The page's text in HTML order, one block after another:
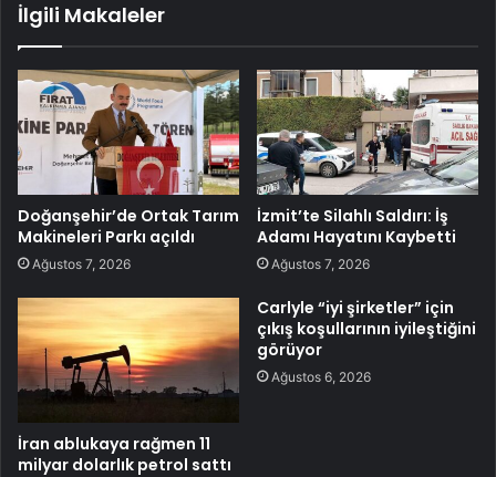
İlgili Makaleler
Doğanşehir’de Ortak Tarım
Makineleri Parkı açıldı
Ağustos 7, 2026
İzmit’te Silahlı Saldırı: İş
Adamı Hayatını Kaybetti
Ağustos 7, 2026
İran ablukaya rağmen 11
milyar dolarlık petrol sattı
Carlyle “iyi şirketler” için
çıkış koşullarının iyileştiğini
görüyor
Ağustos 6, 2026